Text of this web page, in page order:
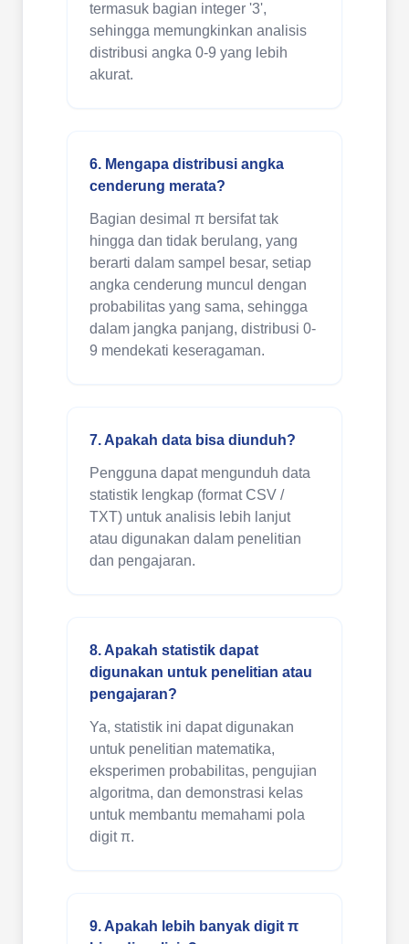
termasuk bagian integer '3',
sehingga memungkinkan analisis
distribusi angka 0-9 yang lebih
akurat.
6. Mengapa distribusi angka
cenderung merata?
Bagian desimal π bersifat tak
hingga dan tidak berulang, yang
berarti dalam sampel besar, setiap
angka cenderung muncul dengan
probabilitas yang sama, sehingga
dalam jangka panjang, distribusi 0-
9 mendekati keseragaman.
7. Apakah data bisa diunduh?
Pengguna dapat mengunduh data
statistik lengkap (format CSV /
TXT) untuk analisis lebih lanjut
atau digunakan dalam penelitian
dan pengajaran.
8. Apakah statistik dapat
digunakan untuk penelitian atau
pengajaran?
Ya, statistik ini dapat digunakan
untuk penelitian matematika,
eksperimen probabilitas, pengujian
algoritma, dan demonstrasi kelas
untuk membantu memahami pola
digit π.
9. Apakah lebih banyak digit π